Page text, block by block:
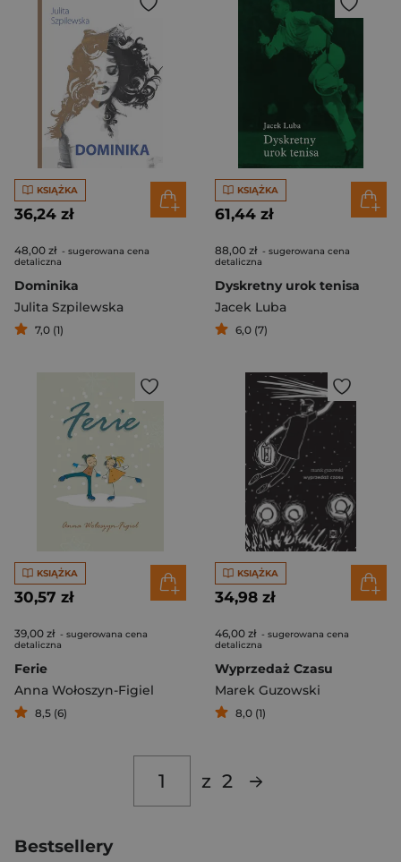
KSIĄŻKA
36,24 zł
48,00 zł - sugerowana cena
detaliczna
Dominika
Julita Szpilewska
7,0 (1)
KSIĄŻKA
61,44 zł
88,00 zł - sugerowana cena
detaliczna
Dyskretny urok tenisa
Jacek Luba
6,0 (7)
KSIĄŻKA
30,57 zł
39,00 zł - sugerowana cena
detaliczna
Ferie
Anna Wołoszyn-Figiel
8,5 (6)
KSIĄŻKA
34,98 zł
46,00 zł - sugerowana cena
detaliczna
Wyprzedaż Czasu
Marek Guzowski
8,0 (1)
z 2
Bestsellery